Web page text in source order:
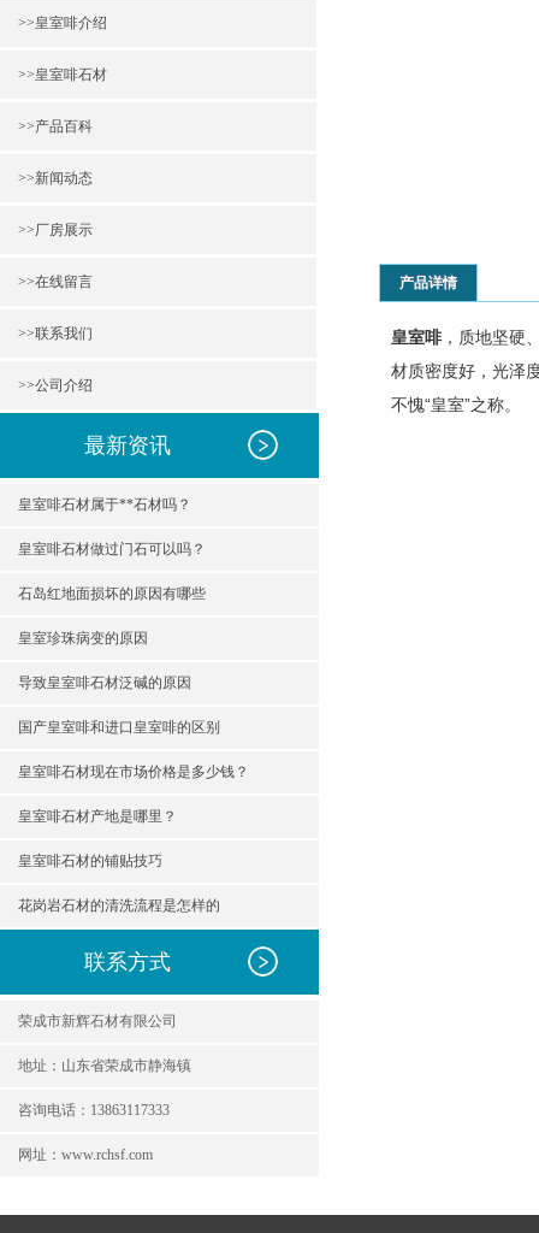
>>皇室啡介绍
>>皇室啡石材
>>产品百科
>>新闻动态
>>厂房展示
>>在线留言
>>联系我们
>>公司介绍
最新资讯
皇室啡石材属于**石材吗？
皇室啡石材做过门石可以吗？
石岛红地面损坏的原因有哪些
皇室珍珠病变的原因
导致皇室啡石材泛碱的原因
国产皇室啡和进口皇室啡的区别
皇室啡石材现在市场价格是多少钱？
皇室啡石材产地是哪里？
皇室啡石材的铺贴技巧
花岗岩石材的清洗流程是怎样的
联系方式
荣成市新辉石材有限公司
地址：山东省荣成市静海镇
咨询电话：13863117333
网址：www.rchsf.com
产品详情
皇室啡，质地坚硬
材质密度好，光泽
不愧“皇室”之称。